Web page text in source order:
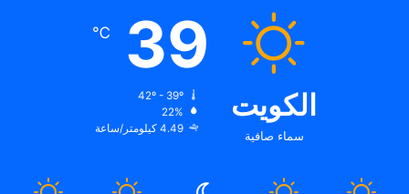
الكويت
سماء صافية
39
℃
22%
4.49 كيلومتر/ساعة